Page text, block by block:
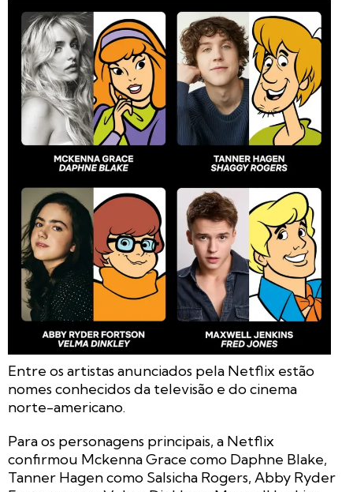
Entre os artistas anunciados pela Netflix estão
nomes conhecidos da televisão e do cinema
norte-americano.
Para os personagens principais, a Netflix
confirmou Mckenna Grace como Daphne Blake,
Tanner Hagen como Salsicha Rogers, Abby Ryder